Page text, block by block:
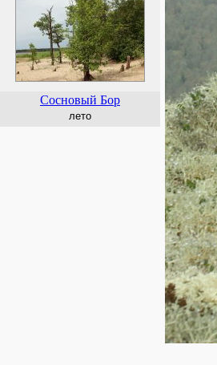
Сосновый Бор
лето